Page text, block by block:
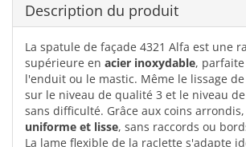
Description du produit
La spatule de façade 4321 Alfa est une
supérieure en acier inoxydable,
l'enduit ou le mastic. Même le lissage
sur le niveau de qualité 3 et le niveau
sans difficulté. Grâce aux coins
uniforme et lisse, sans raccords ou
La lame flexible de la raclette s'adapte